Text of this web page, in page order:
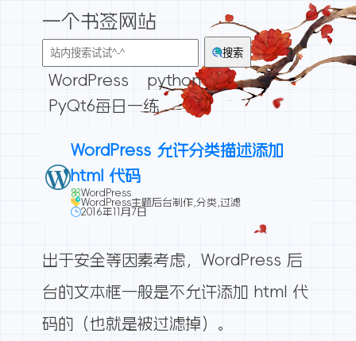
一个书签网站
搜索
WordPress
python
PyQt6每日一练
WordPress 允许分类描述添加
html 代码
WordPress
WordPress主题后台制作, 分类, 过滤
2016年11月7日
出于安全等因素考虑，WordPress 后
台的文本框一般是不允许添加 html 代
码的（也就是被过滤掉）。